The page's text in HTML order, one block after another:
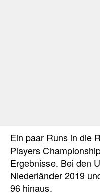
Ein paar Runs in die
Players
Ergebnisse. Bei den
Niederländer 2019
96 hinaus.